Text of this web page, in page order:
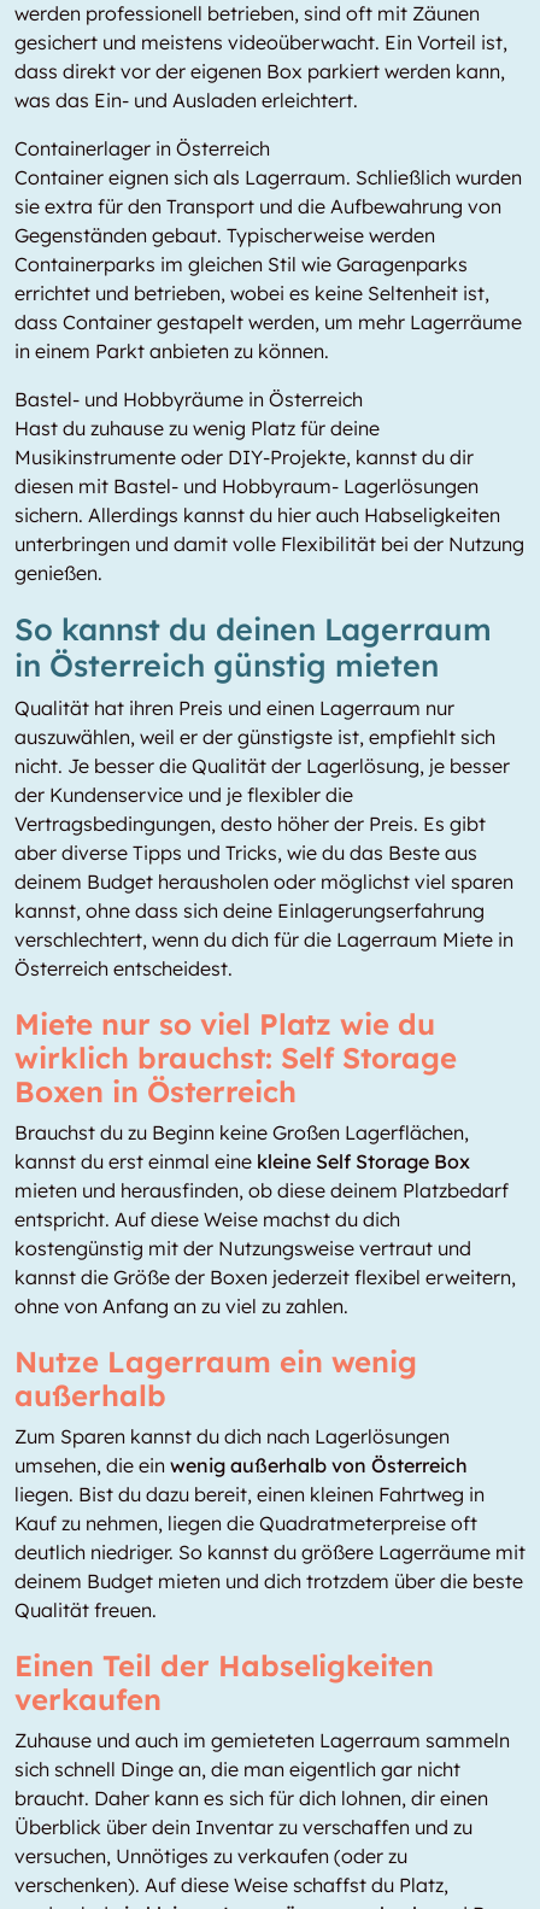
werden professionell betrieben, sind oft mit Zäunen
gesichert und meistens videoüberwacht. Ein Vorteil ist,
dass direkt vor der eigenen Box parkiert werden kann,
was das Ein- und Ausladen erleichtert.
Containerlager in Österreich
Container eignen sich als Lagerraum. Schließlich wurden
sie extra für den Transport und die Aufbewahrung von
Gegenständen gebaut. Typischerweise werden
Containerparks im gleichen Stil wie Garagenparks
errichtet und betrieben, wobei es keine Seltenheit ist,
dass Container gestapelt werden, um mehr Lagerräume
in einem Parkt anbieten zu können.
Bastel- und Hobbyräume in Österreich
Hast du zuhause zu wenig Platz für deine
Musikinstrumente oder DIY-Projekte, kannst du dir
diesen mit Bastel- und Hobbyraum- Lagerlösungen
sichern. Allerdings kannst du hier auch Habseligkeiten
unterbringen und damit volle Flexibilität bei der Nutzung
genießen.
So kannst du deinen Lagerraum
in Österreich günstig mieten
Qualität hat ihren Preis und einen Lagerraum nur
auszuwählen, weil er der günstigste ist, empfiehlt sich
nicht. Je besser die Qualität der Lagerlösung, je besser
der Kundenservice und je flexibler die
Vertragsbedingungen, desto höher der Preis. Es gibt
aber diverse Tipps und Tricks, wie du das Beste aus
deinem Budget herausholen oder möglichst viel sparen
kannst, ohne dass sich deine Einlagerungserfahrung
verschlechtert, wenn du dich für die Lagerraum Miete in
Österreich entscheidest.
Miete nur so viel Platz wie du
wirklich brauchst: Self Storage
Boxen in Österreich
Brauchst du zu Beginn keine Großen Lagerflächen,
kannst du erst einmal eine kleine Self Storage Box
mieten und herausfinden, ob diese deinem Platzbedarf
entspricht. Auf diese Weise machst du dich
kostengünstig mit der Nutzungsweise vertraut und
kannst die Größe der Boxen jederzeit flexibel erweitern,
ohne von Anfang an zu viel zu zahlen.
Nutze Lagerraum ein wenig
außerhalb
Zum Sparen kannst du dich nach Lagerlösungen
umsehen, die ein wenig außerhalb von Österreich
liegen. Bist du dazu bereit, einen kleinen Fahrtweg in
Kauf zu nehmen, liegen die Quadratmeterpreise oft
deutlich niedriger. So kannst du größere Lagerräume mit
deinem Budget mieten und dich trotzdem über die beste
Qualität freuen.
Einen Teil der Habseligkeiten
verkaufen
Zuhause und auch im gemieteten Lagerraum sammeln
sich schnell Dinge an, die man eigentlich gar nicht
braucht. Daher kann es sich für dich lohnen, dir einen
Überblick über dein Inventar zu verschaffen und zu
versuchen, Unnötiges zu verkaufen (oder zu
verschenken). Auf diese Weise schaffst du Platz,